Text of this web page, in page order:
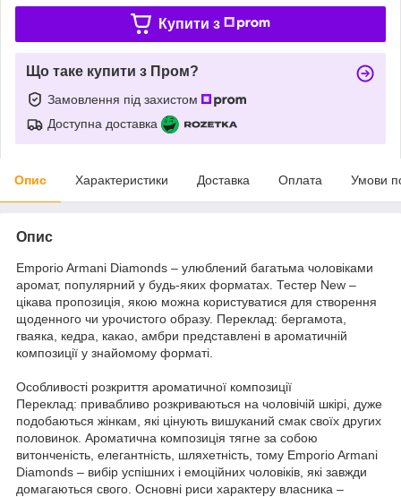
Купити з
Що таке купити з Пром?
Замовлення під захистом
Доступна доставка
Опис Характеристики Доставка Оплата Умови
Опис
Emporio Armani Diamonds – улюблений багатьма чоловіками
аромат, популярний у будь-яких форматах. Тестер New –
цікава пропозиція, якою можна користуватися для створення
щоденного чи урочистого образу. Переклад: бергамота,
гваяка, кедра, какао, амбри представлені в ароматичній
композиції у знайомому форматі.
Особливості розкриття ароматичної композиції
Переклад: привабливо розкриваються на чоловічій шкірі, дуже
подобаються жінкам, які цінують вишуканий смак своїх других
половинок. Ароматична композиція тягне за собою
витонченість, елегантність, шляхетність, тому Emporio Armani
Diamonds – вибір успішних і емоційних чоловіків, які завжди
домагаються свого. Основні риси характеру власника –